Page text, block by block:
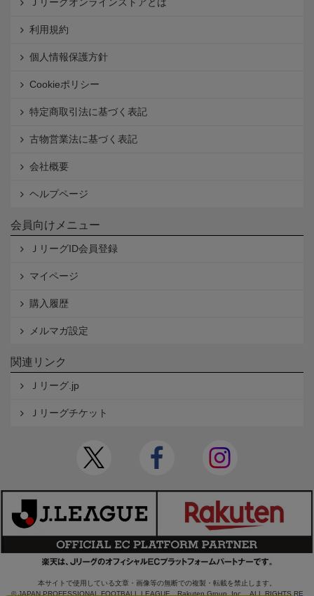
利用規約
個人情報保護方針
Cookieポリシー
特定商取引法に基づく表記
古物営業法に基づく表記
会社概要
ヘルプページ
会員向けメニュー
ＪリーグID会員登録
マイページ
購入履歴
メルマガ設定
関連リンク
Ｊリーグ.jp
Ｊリーグチケット
本サイトで使用している文章・画像等の無断での複製・転載を禁止します。
© JAPAN PROFESSIONAL FOOTBALL LEAGUE Rakuten Group, Inc. ALL RIGHTS RE